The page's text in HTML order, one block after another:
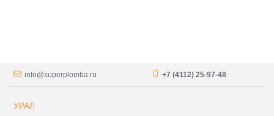
info@superplomba.ru +7 (4112) 25-97-48
УРАЛ